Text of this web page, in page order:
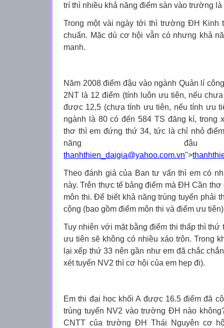
trí thì nhiều khả năng điểm sàn vào trường là
Trong một vài ngày tới thì trường ĐH Kinh
chuẩn. Mặc dù cơ hội vẫn có nhưng khả
manh.
Năm 2008 điểm đậu vào ngành Quản lí
2NT là 12 điểm (tính luôn ưu tiên, nếu
được 12,5 (chưa tính ưu tiên, nếu tính ưu
ngành là 80 có đến 584 TS đăng kí, trong
thơ thì em đứng thứ 34, tức là chỉ nhỏ
năng đậu
thanhthien_daigia@yahoo.com.vn">
Theo đánh giá của Ban tư vấn thì em có
này. Trên thực tế bảng điểm mà ĐH Cần
môn thi. Để biết khả năng trúng tuyển phải
cộng (bao gồm điểm môn thi và điểm ưu
Tuy nhiên với mặt bằng điểm thi thấp thì
ưu tiên sẽ không có nhiều xáo trộn. Trong
lại xếp thứ 33 nên gần như em đã chắc
xét tuyển NV2 thì cơ hội của em hẹp đi).
Em thi đại học khối A được 16.5 điểm đã
trúng tuyển NV2 vào trường ĐH nào
CNTT của trường ĐH Thái Nguyên cơ